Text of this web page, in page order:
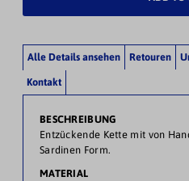
Alle Details ansehen Retouren
Kontakt
BESCHREIBUNG
Entzückende Kette mit von
Sardinen Form.
MATERIAL